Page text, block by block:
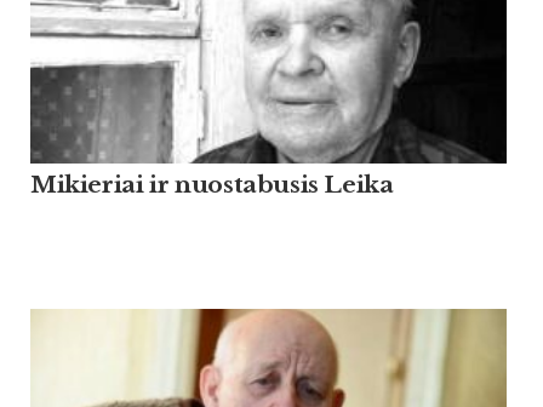
Mikieriai ir nuostabusis Leika